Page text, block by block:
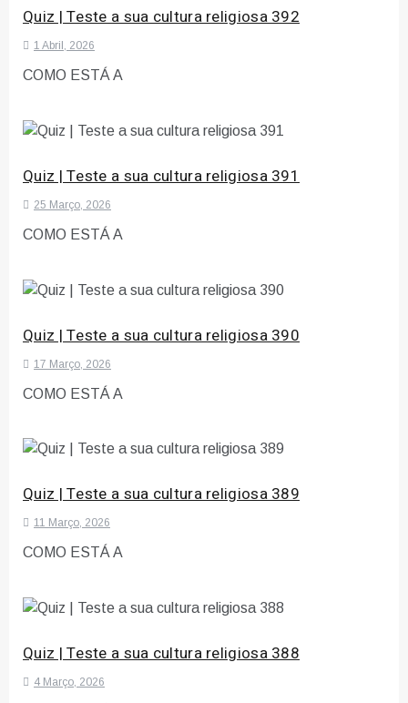
Quiz | Teste a sua cultura religiosa 392
1 Abril, 2026
COMO ESTÁ A
Quiz | Teste a sua cultura religiosa 391
25 Março, 2026
COMO ESTÁ A
Quiz | Teste a sua cultura religiosa 390
17 Março, 2026
COMO ESTÁ A
Quiz | Teste a sua cultura religiosa 389
11 Março, 2026
COMO ESTÁ A
Quiz | Teste a sua cultura religiosa 388
4 Março, 2026